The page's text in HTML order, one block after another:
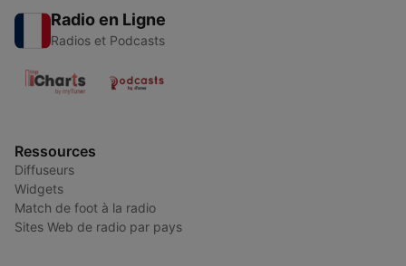
Radio en Ligne
Radios et Podcasts
Ressources
Diffuseurs
Widgets
Match de foot à la radio
Sites Web de radio par pays